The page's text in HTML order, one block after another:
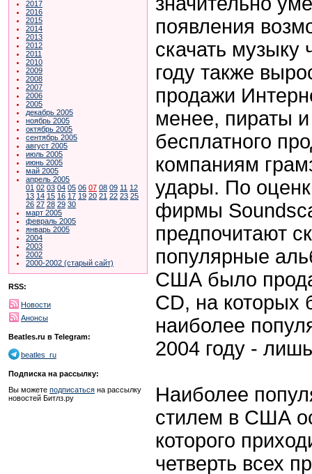
2017
2016
2015
2014
2013
2012
2011
2010
2009
2008
2007
2006
2005
декабрь 2005
ноябрь 2005
октябрь 2005
сентябрь 2005
август 2005
июль 2005
июнь 2005
май 2005
апрель 2005
01 02 03 04 05 06 07 08 09 11 12
13 14 15 16 17 19 20 21 22 23 25
26 27 28 29 30
март 2005
февраль 2005
январь 2005
2004
2003
2002
2000-2002 (старый сайт)
RSS:
Новости
Анонсы
Beatles.ru в Telegram:
beatles_ru
Подписка на рассылку:
Вы можете подписаться на рассылку
новостей Битлз.ру
появления
скачать музыку
году также
продажи
менее, пираты
бесплатного
компаниям
удары. По
фирмы
предпочитают
популярные
США было
CD, на которых
наиболее
2004 году -
Наиболее
стилем в США
которого
четверть всех